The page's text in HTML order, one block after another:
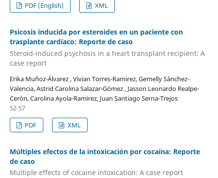
PDF (English)
XML
Psicosis inducida por esteroides en un paciente con
trasplante cardíaco: Reporte de caso
Steroid-induced psychosis in a heart transplant recipient: A
case report
Erika Muñoz-Álvarez , Vivian Torres-Ramirez, Gemelly Sánchez-
Valencia, Astrid Carolina Salazar-Gómez , Jasson Leonardo Realpe-
Cerón, Carolina Ayola-Ramirez, Juan Santiago Serna-Trejos
52-57
PDF
XML
Múltiples efectos de la intoxicación por cocaína: Reporte
de caso
Multiple effects of cocaine intoxication: A case report